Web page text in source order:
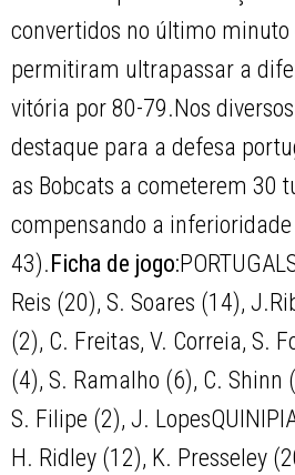
convertidos no último minuto
permitiram ultrapassar a
vitória por 80-79.Nos
destaque para a defesa
as Bobcats a cometerem 30
compensando a
43). Ficha de jogo:
Reis (20), S. Soares (14),
(2), C. Freitas, V. Correia, S.
(4), S. Ramalho (6), C. Shinn
S. Filipe (2), J.
H. Ridley (12), K. Presseley